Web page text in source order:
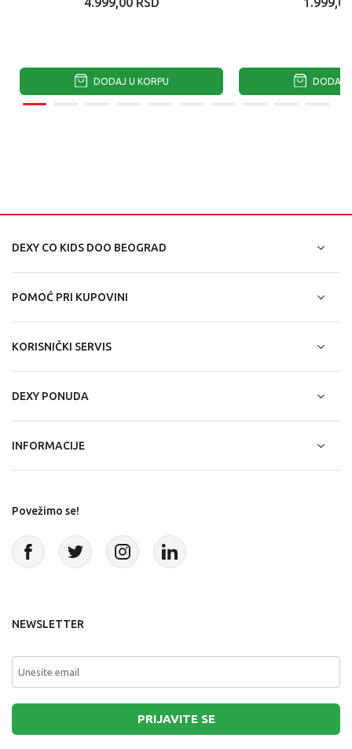
DODAJ U KORPU DODAJ
DEXY CO KIDS DOO BEOGRAD
POMOĆ PRI KUPOVINI
KORISNIČKI SERVIS
DEXY PONUDA
INFORMACIJE
Povežimo se!
NEWSLETTER
PRIJAVITE SE